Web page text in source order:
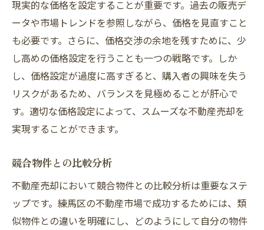
現実的な価格を設定することが重要です。過去の販売デ
ータや市場トレンドを参照しながら、価格を見直すこと
も必要です。さらに、価格交渉の余地を残すために、少
し高めの価格設定を行うことも一つの戦略です。しか
し、価格設定が過度に高すぎると、購入者の興味を失う
リスクがあるため、バランスを見極めることが肝心で
す。適切な価格設定によって、スムーズな不動産売却を
実現することができます。
競合物件との比較分析
不動産売却において競合物件との比較分析は重要なステ
ップです。練馬区の不動産市場で成功するためには、類
似物件との違いを明確にし、どのようにして自分の物件